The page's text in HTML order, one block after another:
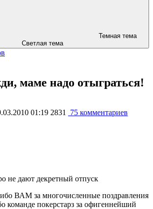
Темная тема
Светлая тема
маме надо отыграться!
01:19 2831 75 комментариев
не дают декретный отпуск
ВАМ за многочисленные поздравления
команде покерстарз за офигеннейший